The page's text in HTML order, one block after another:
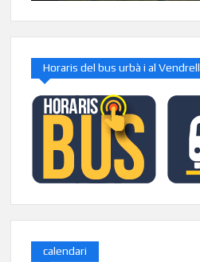
Horaris del bus urbà i al Vendrell
calendari